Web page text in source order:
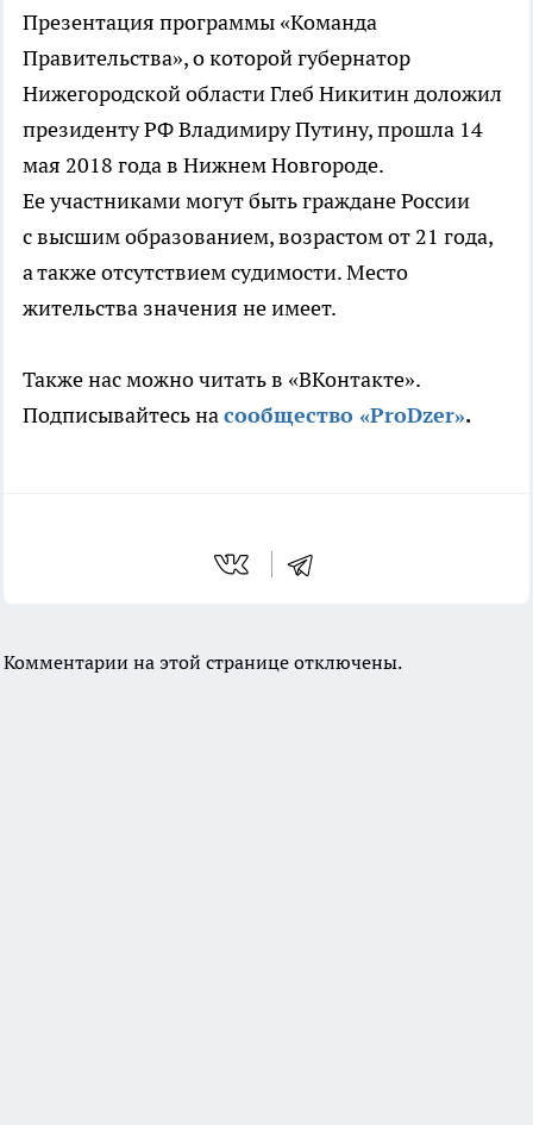
Презентация программы «Команда
Правительства», о которой губернатор
Нижегородской области Глеб Никитин доложил
президенту РФ Владимиру Путину, прошла 14
мая 2018 года в Нижнем Новгороде.
Ее участниками могут быть граждане России
с высшим образованием, возрастом от 21 года,
а также отсутствием судимости. Место
жительства значения не имеет.
Также нас можно читать в «ВКонтакте».
Подписывайтесь насообщество «ProDzer».
Комментарии на этой странице отключены.